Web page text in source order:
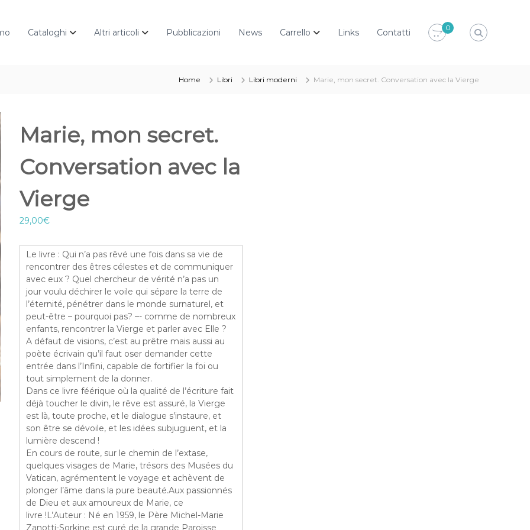
Cataloghi Altri articoli Pubblicazioni News Carrello Links Contatti 0
Home Libri Libri moderni Marie, mon secret. Conversation avec la Vierge
Marie, mon secret.
Conversation avec la
Vierge
29,00€
Le livre : Qui n’a pas rêvé une fois dans sa vie de
rencontrer des êtres célestes et de communiquer
avec eux ? Quel chercheur de vérité n’a pas un
jour voulu déchirer le voile qui sépare la terre de
l’éternité, pénétrer dans le monde surnaturel, et
peut-être – pourquoi pas? –- comme de nombreux
enfants, rencontrer la Vierge et parler avec Elle ?
A défaut de visions, c’est au prêtre mais aussi au
poète écrivain qu’il faut oser demander cette
entrée dans l’Infini, capable de fortifier la foi ou
tout simplement de la donner.
Dans ce livre féérique où la qualité de l’écriture fait
déjà toucher le divin, le rêve est assuré, la Vierge
est là, toute proche, et le dialogue s’instaure, et
son être se dévoile, et les idées subjuguent, et la
lumière descend !
En cours de route, sur le chemin de l’extase,
quelques visages de Marie, trésors des Musées du
Vatican, agrémentent le voyage et achèvent de
plonger l’âme dans la pure beauté.Aux passionnés
de Dieu et aux amoureux de Marie, ce
livre !L’Auteur : Né en 1959, le Père Michel-Marie
Zanotti-Sorkine est curé de la grande Paroisse